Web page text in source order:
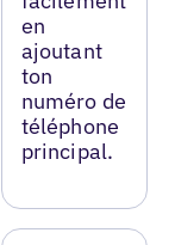
en
ajoutant
ton
numéro de
téléphone
principal.